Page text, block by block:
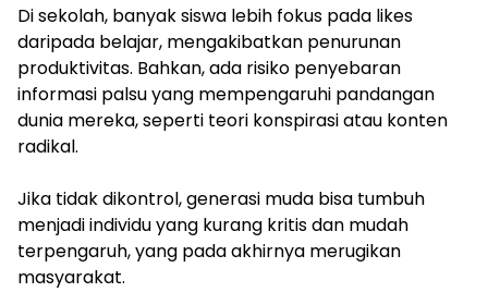
Di sekolah, banyak siswa lebih fokus pada likes
daripada belajar, mengakibatkan penurunan
produktivitas. Bahkan, ada risiko penyebaran
informasi palsu yang mempengaruhi pandangan
dunia mereka, seperti teori konspirasi atau konten
radikal.
Jika tidak dikontrol, generasi muda bisa tumbuh
menjadi individu yang kurang kritis dan mudah
terpengaruh, yang pada akhirnya merugikan
masyarakat.